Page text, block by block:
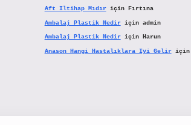
Aft Iltihap Mıdıriçin Fırtına
Ambalaj Plastik Nediriçin admin
Ambalaj Plastik Nediriçin Harun
Anason Hangi Hastalıklara Iyi Geliriçin